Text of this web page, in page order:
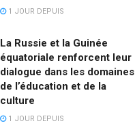
1 JOUR DEPUIS
La Russie et la Guinée
équatoriale renforcent leur
dialogue dans les domaines
de l’éducation et de la
culture
1 JOUR DEPUIS